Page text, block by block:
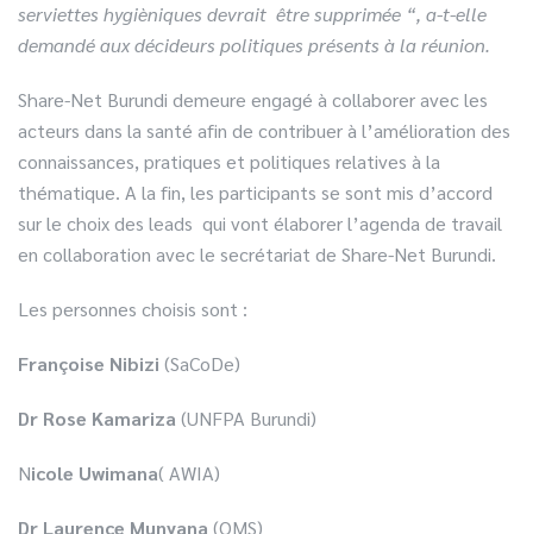
serviettes hygièniques devrait être supprimée “, a-t-elle
demandé aux décideurs politiques présents à la réunion.
Share-Net Burundi demeure engagé à collaborer avec les
acteurs dans la santé afin de contribuer à l’amélioration des
connaissances, pratiques et politiques relatives à la
thématique. A la fin, les participants se sont mis d’accord
sur le choix des leads qui vont élaborer l’agenda de travail
en collaboration avec le secrétariat de Share-Net Burundi.
Les personnes choisis sont :
Françoise Nibizi (SaCoDe)
Dr Rose Kamariza (UNFPA Burundi)
Nicole Uwimana( AWIA)
Dr Laurence Munyana (OMS)